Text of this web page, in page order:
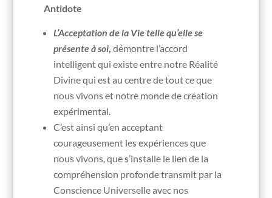
Antidote
L’Acceptation de la Vie telle qu’elle se
présente à soi ,démontre l’accord
intelligent qui existe entre notre Réalité
Divine qui est au centre de tout ce que
nous vivons et notre monde de création
expérimental.
C’est ainsi qu’en acceptant
courageusement les expériences que
nous vivons, que s’installe le lien de la
compréhension profonde transmit par la
Conscience Universelle avec nos